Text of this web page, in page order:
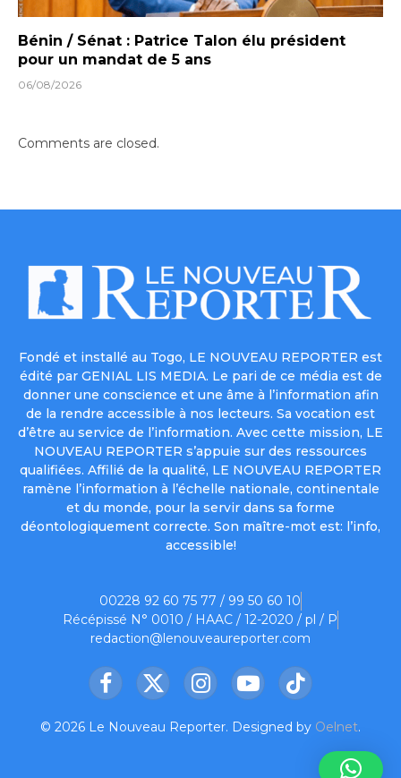
Bénin / Sénat : Patrice Talon élu président
pour un mandat de 5 ans
06/08/2026
Comments are closed.
Fondé et installé au Togo, LE NOUVEAU REPORTER est
édité par GENIAL LIS MEDIA. Le pari de ce média est de
donner une conscience et une âme à l’information afin
de la rendre accessible à nos lecteurs. Sa vocation est
d’être au service de l’information. Avec cette mission, LE
NOUVEAU REPORTER s’appuie sur des ressources
qualifiées. Affilié de la qualité, LE NOUVEAU REPORTER
ramène l’information à l’échelle nationale, continentale
et du monde, pour la servir dans sa forme
déontologiquement correcte. Son maître-mot est: l’info,
accessible!
00228 92 60 75 77 / 99 50 60 10
Récépissé N° 0010 / HAAC / 12-2020 / pl / P
redaction@lenouveaureporter.com
Facebook
X
InstagramYouTubeTikTok
© 2026 Le Nouveau Reporter. Designed by Oelnet.